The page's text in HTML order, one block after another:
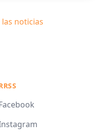
noticias